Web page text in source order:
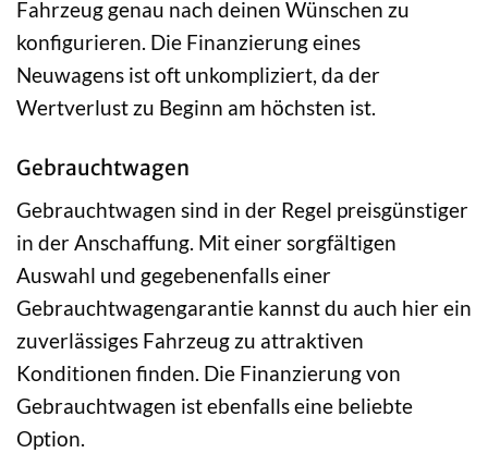
Fahrzeug genau nach deinen Wünschen zu
konfigurieren. Die Finanzierung eines
Neuwagens ist oft unkompliziert, da der
Wertverlust zu Beginn am höchsten ist.
Gebrauchtwagen
Gebrauchtwagen sind in der Regel preisgünstiger
in der Anschaffung. Mit einer sorgfältigen
Auswahl und gegebenenfalls einer
Gebrauchtwagengarantie kannst du auch hier ein
zuverlässiges Fahrzeug zu attraktiven
Konditionen finden. Die Finanzierung von
Gebrauchtwagen ist ebenfalls eine beliebte
Option.